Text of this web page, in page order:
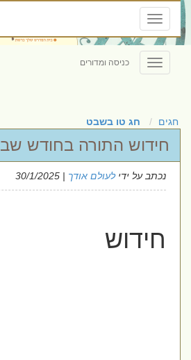
Toggle
navigation
Toggle
navigation
כניסה ומדורים
חגים חג טו בשבט
חידוש התורה בחודש שבט
נכתב על ידילעולם אודך| 30/1/2025
חידוש